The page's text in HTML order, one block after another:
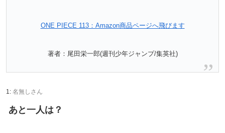
ONE PIECE 113：Amazon商品ページへ飛びます
著者：尾田栄一郎(週刊少年ジャンプ/集英社)
1: 名無しさん
あと一人は？